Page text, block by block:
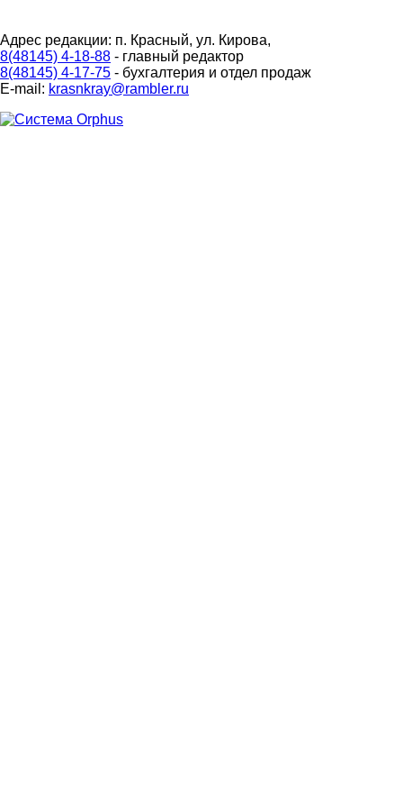
Адрес редакции: п. Красный, ул. Кирова,
8(48145) 4-18-88 - главный редактор
8(48145) 4-17-75 - бухгалтерия и отдел продаж
E-mail: krasnkray@rambler.ru